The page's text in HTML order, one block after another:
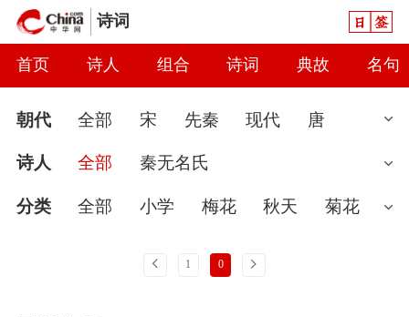
诗词
首页 诗人 组合 诗词 典故 名句
朝代 全部 宋 先秦 现代 唐
清 魏晋 近代 明
元 当代 秦 隋 辽 金 五代
诗人 全部 秦无名氏
分类 全部 小学 梅花 秋天 菊花
怀古
1 0
下一页